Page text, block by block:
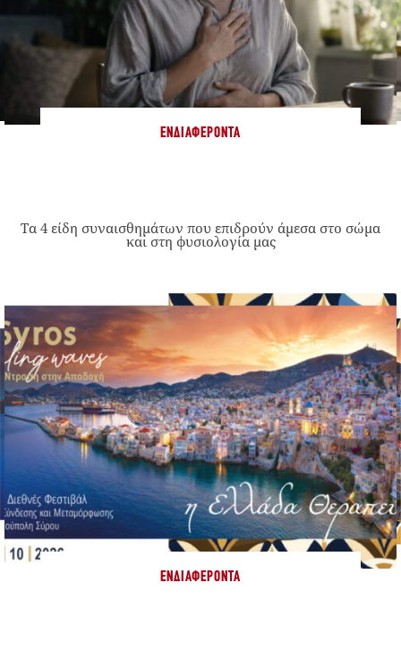
ΕΝΔΙΑΦΈΡΟΝΤΑ
Τα 4 είδη συναισθημάτων που επιδρούν άμεσα στο σώμα
και στη φυσιολογία μας
ΕΝΔΙΑΦΈΡΟΝΤΑ